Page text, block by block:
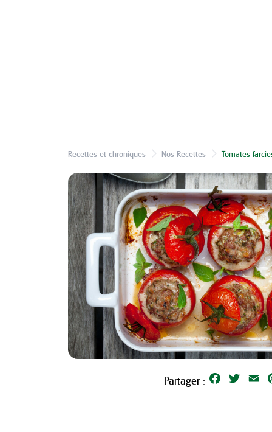
Recettes et chroniques Nos Recettes Tomates
Partager : Facebook
Twitter